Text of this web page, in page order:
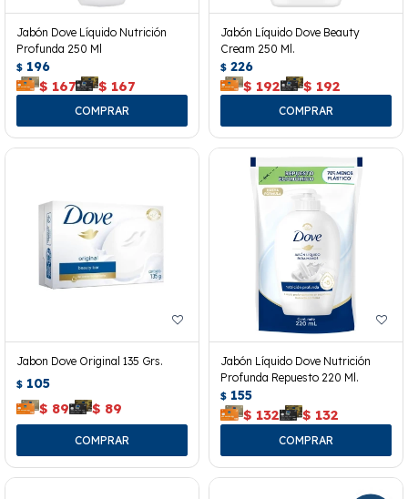
Jabón Dove Líquido Nutrición
Profunda 250 Ml
$ 196
$ 167 $ 167
Jabón Líquido Dove Beauty
Cream 250 Ml.
$ 226
$ 192 $ 192
Jabon Dove Original 135 Grs.
$ 105
$ 89 $ 89
Jabón Líquido Dove Nutrición
Profunda Repuesto 220 Ml.
$ 155
$ 132 $ 132